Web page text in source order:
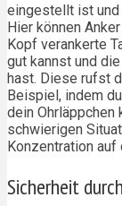
eingestellt ist und
Hier können
Kopf verankerte
gut kannst und
hast. Diese rufst
Beispiel, indem
dein Ohrläppchen
schwierigen
Konzentration auf
Sicherheit